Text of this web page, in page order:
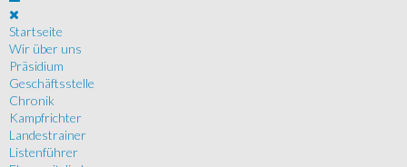
Startseite
Wir über uns
Präsidium
Geschäftsstelle
Chronik
Kampfrichter
Landestrainer
Listenführer